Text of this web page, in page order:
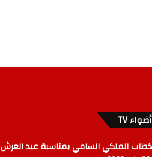
أضواء TV
الملكي السامي بمناسبة عيد العرش